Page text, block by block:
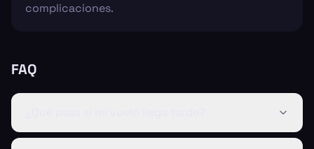
complicaciones.
FAQ